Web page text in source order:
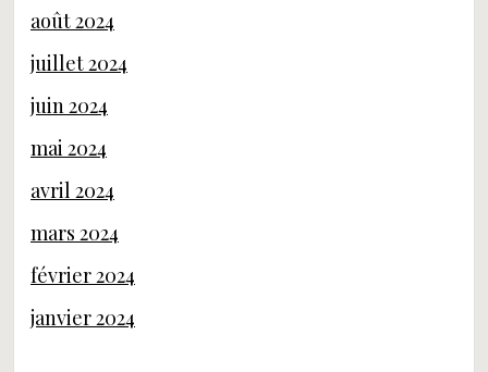
août 2024
juillet 2024
juin 2024
mai 2024
avril 2024
mars 2024
février 2024
janvier 2024